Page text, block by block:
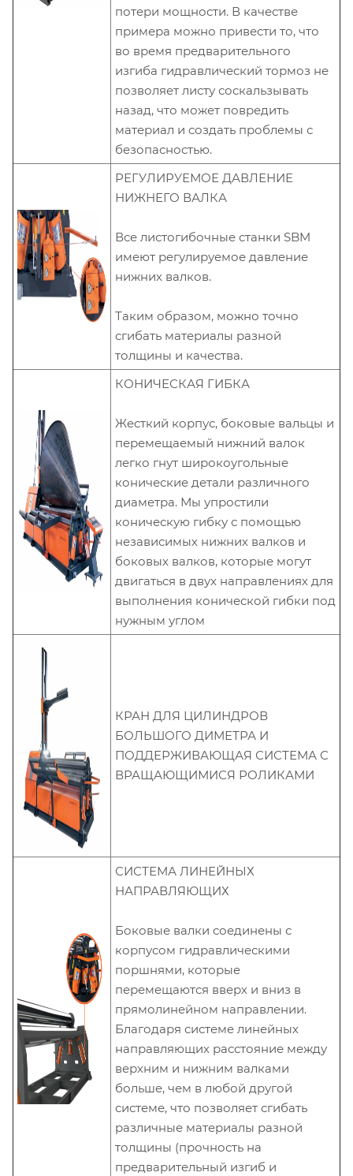
потери мощности. В качестве
примера можно привести то, что
во время предварительного
изгиба гидравлический тормоз не
позволяет листу соскальзывать
назад, что может повредить
материал и создать проблемы с
безопасностью.
РЕГУЛИРУЕМОЕ ДАВЛЕНИЕ
НИЖНЕГО ВАЛКА
Все листогибочные станки SBM
имеют регулируемое давление
нижних валков.
Таким образом, можно точно
сгибать материалы разной
толщины и качества.
КОНИЧЕСКАЯ ГИБКА
Жесткий корпус, боковые вальцы и
перемещаемый нижний валок
легко гнут широкоугольные
конические детали различного
диаметра. Мы упростили
коническую гибку с помощью
независимых нижних валков и
боковых валков, которые могут
двигаться в двух направлениях для
выполнения конической гибки под
нужным углом
КРАН ДЛЯ ЦИЛИНДРОВ
БОЛЬШОГО ДИМЕТРА И
ПОДДЕРЖИВАЮЩАЯ СИСТЕМА С
ВРАЩАЮЩИМИСЯ РОЛИКАМИ
СИСТЕМА ЛИНЕЙНЫХ
НАПРАВЛЯЮЩИХ
Боковые валки соединены с
корпусом гидравлическими
поршнями, которые
перемещаются вверх и вниз в
прямолинейном направлении.
Благодаря системе линейных
направляющих расстояние между
верхним и нижним валками
больше, чем в любой другой
системе, что позволяет сгибать
различные материалы разной
толщины (прочность на
предварительный изгиб и